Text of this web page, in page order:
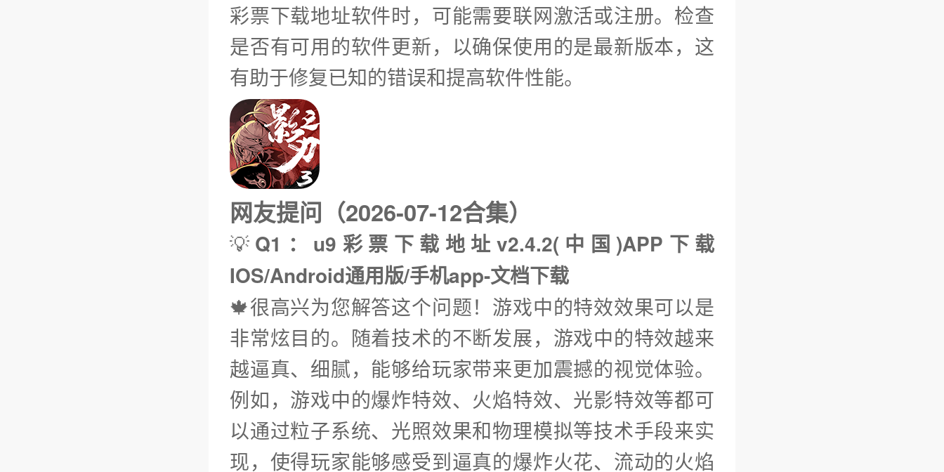
彩票下载地址软件时，可能需要联网激活或注册。检查
是否有可用的软件更新，以确保使用的是最新版本，这
有助于修复已知的错误和提高软件性能。
网友提问（2026-07-12合集）
💡 Q1：u9彩票下载地址v2.4.2(中国)APP下载
IOS/Android通用版/手机app-文档下载
🍁很高兴为您解答这个问题！游戏中的特效效果可以是
非常炫目的。随着技术的不断发展，游戏中的特效越来
越逼真、细腻，能够给玩家带来更加震撼的视觉体验。
例如，游戏中的爆炸特效、火焰特效、光影特效等都可
以通过粒子系统、光照效果和物理模拟等技术手段来实
现，使得玩家能够感受到逼真的爆炸火花、流动的火焰